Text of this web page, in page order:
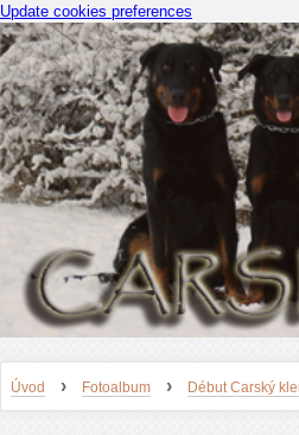
Update cookies preferences
Úvod › Fotoalbum › Début Carský